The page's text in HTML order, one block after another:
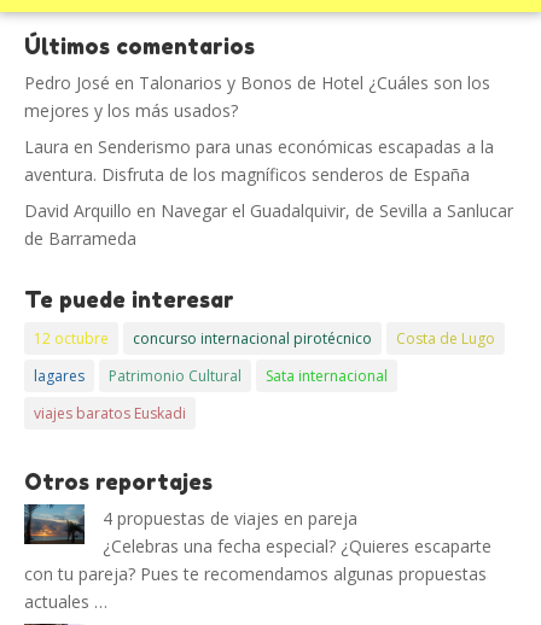
Últimos comentarios
Pedro José en Talonarios y Bonos de Hotel ¿Cuáles son los
mejores y los más usados?
Laura en Senderismo para unas económicas escapadas a la
aventura. Disfruta de los magníficos senderos de España
David Arquillo en Navegar el Guadalquivir, de Sevilla a Sanlucar
de Barrameda
Te puede interesar
12 octubre concurso internacional pirotécnico
Costa de Lugo
lagares
Patrimonio Cultural
Sata internacional
viajes baratos Euskadi
Otros reportajes
4 propuestas de viajes en pareja
¿Celebras una fecha especial? ¿Quieres escaparte
con tu pareja? Pues te recomendamos algunas propuestas
actuales …